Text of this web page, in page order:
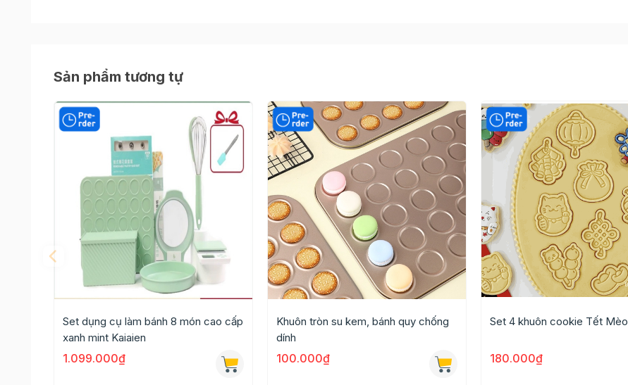
Sản phẩm tương tự
Set dụng cụ làm bánh 8 món cao cấp
xanh mint Kaiaien
1.099.000₫
Khuôn tròn su kem, bánh quy chống
dính
100.000₫
Set 4 khuôn cookie Tết
180.000₫